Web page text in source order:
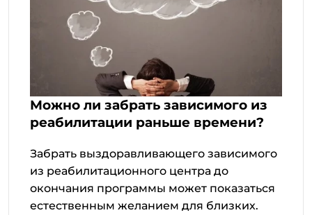
Можно ли забрать зависимого из
реабилитации раньше времени?
Забрать выздоравливающего зависимого
из реабилитационного центра до
окончания программы может показаться
естественным желанием для близких.